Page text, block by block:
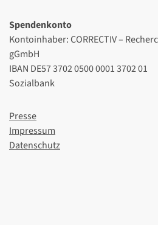
Spendenkonto
Kontoinhaber: CORRECTIV –
gGmbH
IBAN DE57 3702 0500 0001 3702 01
Sozialbank
Presse
Impressum
Datenschutz